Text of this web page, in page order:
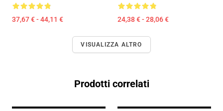
37,67 € - 44,11 € 24,38 € - 28,06 €
VISUALIZZA ALTRO
Prodotti correlati